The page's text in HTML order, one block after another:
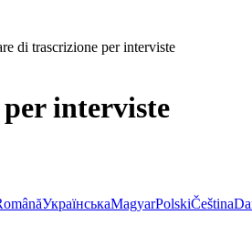
di trascrizione per interviste
interviste
УкраїнськаMagyarPolskiČeština